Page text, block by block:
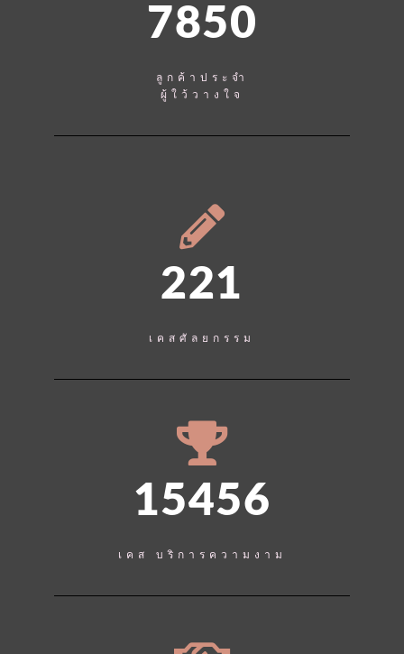
7850
ลูกค้าประจำ
ผู้ใว้วางใจ
221
เคสศัลยกรรม
15456
เคส บริการความงาม